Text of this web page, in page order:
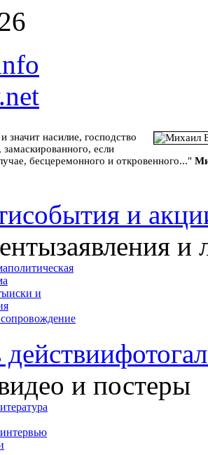
значит насилие, господство
если
бесцеремонного и откровенного..."
события и
заявления и
политическая
иски и
сопровождение
и постеры
интервью